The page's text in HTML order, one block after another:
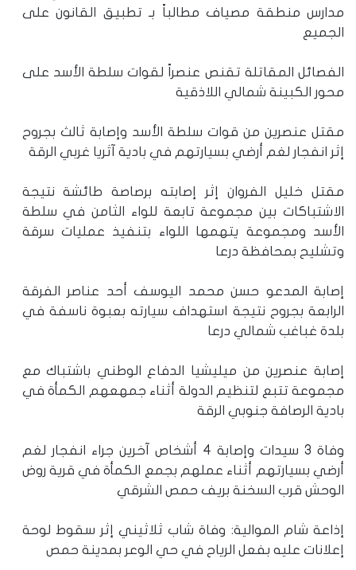
مدارس منطقة مصياف مطالباً بـ تطبيق القانون على
الجميع
الفصائل المقاتلة تقنص عنصراً لقوات سلطة الأسد على
محور الكبينة شمالي اللاذقية
مقتل عنصرين من قوات سلطة الأسد وإصابة ثالث بجروح
إثر انفجار لغم أرضي بسيارتهم في بادية آثريا غربي الرقة
مقتل خليل الفروان إثر إصابته برصاصة طائشة نتيجة
الاشتباكات بين مجموعة تابعة للواء الثامن في سلطة
الأسد ومجموعة يتهمها اللواء بتنفيذ عمليات سرقة
وتشليح بمحافظة درعا
إصابة المدعو حسن محمد اليوسف أحد عناصر الفرقة
الرابعة بجروح نتيجة استهداف سيارته بعبوة ناسفة في
بلدة غباغب شمالي درعا
إصابة عنصرين من ميليشيا الدفاع الوطني باشتباك مع
مجموعة تتبع لتنظيم الدولة أثناء جمهعهم الكمأة في
بادية الرصافة جنوبي الرقة
وفاة 3 سيدات وإصابة 4 أشخاص آخرين جراء انفجار لغم
أرضي بسيارتهم أثناء عملهم بجمع الكمأة في قرية روض
الوحش قرب السخنة بريف حمص الشرقي
إذاعة شام الموالية: وفاة شاب ثلاثيني إثر سقوط لوحة
إعلانات عليه بفعل الرياح في حي الوعر بمدينة حمص